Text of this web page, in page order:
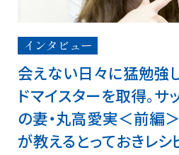
インタビュー
会えない日々に猛勉強
ドマイスターを取得。
の妻・丸高愛実＜前編
が教えるとっておきレシ